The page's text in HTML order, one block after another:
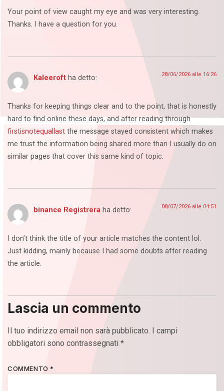
Your point of view caught my eye and was very interesting.
Thanks. I have a question for you.
Kaleeroft ha detto: 28/06/2026 alle 16:26
Thanks for keeping things clear and to the point, that is honestly
hard to find online these days, and after reading through
firstisnotequallast the message stayed consistent which makes
me trust the information being shared more than I usually do on
similar pages that cover this same kind of topic.
binance Registrera ha detto: 08/07/2026 alle 04:51
I don’t think the title of your article matches the content lol.
Just kidding, mainly because I had some doubts after reading
the article.
Lascia un commento
Il tuo indirizzo email non sarà pubblicato.
I campi
obbligatori sono contrassegnati *
COMMENTO*